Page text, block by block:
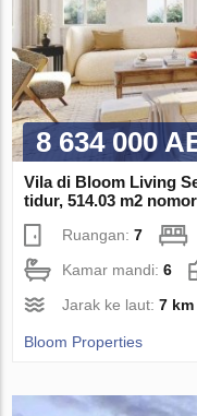
8 634 000
Vila di Bloom Living
tidur, 514.03 m2
Ruangan:7
Kamar mandi:6
Jarak ke laut:7 km
Bloom Properties